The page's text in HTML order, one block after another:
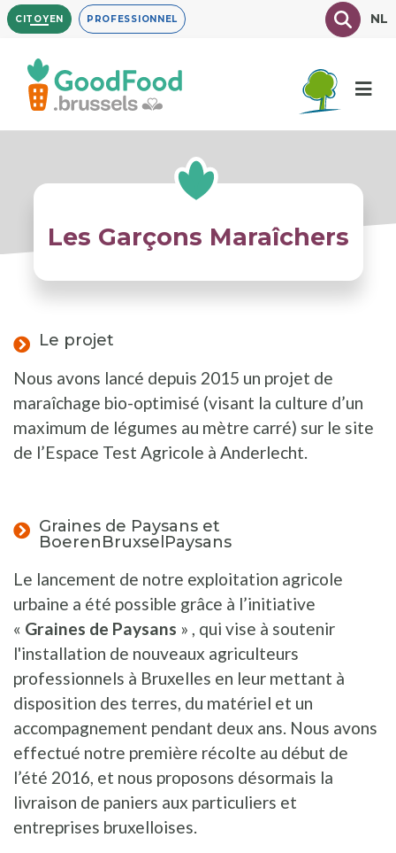
Aller
au
contenu
principal
CITOYEN PROFESSIONNEL TexteNL
Les Garçons Maraîchers
Le projet
Nous avons lancé depuis 2015 un projet de
maraîchage bio-optimisé (visant la culture d’un
maximum de légumes au mètre carré) sur le site
de l’Espace Test Agricole à Anderlecht.
Graines de Paysans et
BoerenBruxselPaysans
Le lancement de notre exploitation agricole
urbaine a été possible grâce à l’initiative
« Graines de Paysans » , qui vise à soutenir
l'installation de nouveaux agriculteurs
professionnels à Bruxelles en leur mettant à
disposition des terres, du matériel et un
accompagnement pendant deux ans. Nous avons
effectué notre première récolte au début de
l’été 2016, et nous proposons désormais la
livraison de paniers aux particuliers et
entreprises bruxelloises.